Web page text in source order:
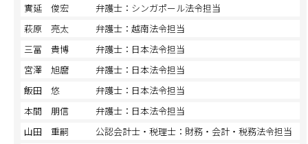
實延 俊宏
弁護士：シンガポール法令担当
萩原 亮太
弁護士：越南法令担当
三冨 貴博
弁護士：日本法令担当
宮澤 旭麿
弁護士：日本法令担当
飯田 悠
弁護士：日本法令担当
本間 朋信
弁護士：日本法令担当
山田 重嗣
公認会計士・税理士：財務・会計・税務法令担当